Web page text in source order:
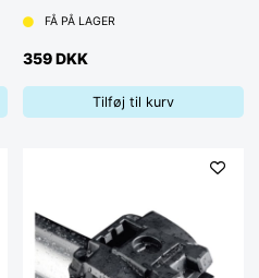
FÅ PÅ LAGER
359 DKK
Tilføj til kurv